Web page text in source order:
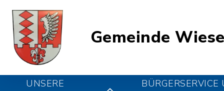
Gemeinde
UNSERE
BÜRGERSERVICE